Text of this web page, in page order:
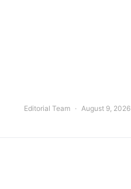
Editorial Team August 9, 2026